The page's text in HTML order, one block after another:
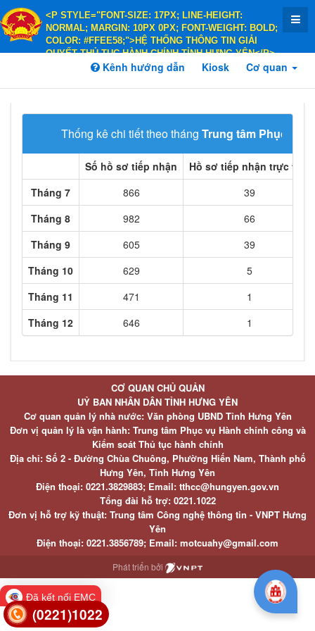
<P STYLE="FONT-SIZE: 17PX; LINE-HEIGHT:
NORMAL; MARGIN: 10PX 0PX; FONT-WEIGHT: BOLD;
COLOR: #FFEE58;">HỆ THỐNG THÔNG TIN GIẢI
QUYẾT THỦ TỤC HÀNH CHÍNH TỈNH HƯNG YÊN</P>
<P STYLE="FONT-SIZE: 14PX; LINE-HEIGHT:
COLOR: #FFEE58;">HÀNH CHÍNH PHỤC VỤ</P>
Kênh hướng dẫn Kiosk Cơ quan
Thống kê chi tiết theo tháng Trung tâm Phục vụ
Số hồ sơ tiếp nhận
Hồ sơ tiếp nhận trực tiếp
Tháng 7
866
39
Tháng 8
982
66
Tháng 9
605
39
Tháng 10
629
5
Tháng 11
471
1
Tháng 12
646 1
(0221)1022
CƠ QUAN CHỦ QUẢN
UỶ BAN NHÂN DÂN TỈNH HƯNG YÊN
Cơ quan quản lý nhà nước: Văn phòng UBND Tỉnh Hưng Yên
Đơn vị quản lý là vận hành: Trung tâm Phục vụ Hành chính công và
Kiểm soát Thủ tục hành chính
Địa chỉ: Số 2 - Đường Chùa Chuông, Phường Hiến Nam, Thành phố
Hưng Yên, Tỉnh Hưng Yên
Điện thoại: 0221.3829883; Email: tthcc@hungyen.gov.vn
Tổng đài hỗ trợ: 0221.1022
Đơn vị hỗ trợ kỹ thuật: Trung tâm Công nghệ thông tin - VNPT Hưng
Yên
Điện thoại: 0221.3856789; Email: motcuahy@gmail.com
Phát triển bởi
Đã kết nối EMC